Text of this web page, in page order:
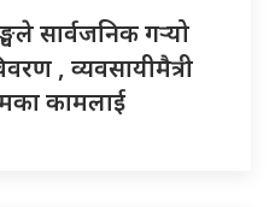
सार्वजनिक गर्‍यो
, व्यवसायीमैत्री
कामलाई